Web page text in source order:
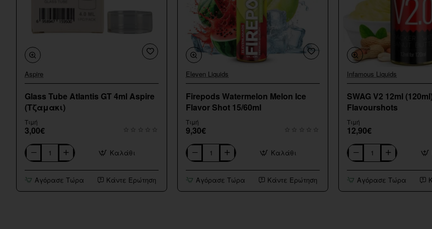
Aspire
Glass Tube Atlantis GT 4ml Aspire
(Τζαμακι)
Τιμή
3,00€
Glass
Tube
Atlantis
GT
Καλάθι
Αγόρασε Τώρα Κάντε Ερώτηση
Eleven Liquids
Firepods Watermelon Melon Ice
Flavor Shot 15/60ml
Τιμή
9,30€
Firepods
Watermelon
Melon
Ice
Καλάθι
Αγόρασε Τώρα Κάντε Ερώτηση
Infamous Liquids
SWAG V2 12ml
Flavourshots
Τιμή
12,90€
SWAG
V2
12ml
(120ml)Αγόρασε Τώρα